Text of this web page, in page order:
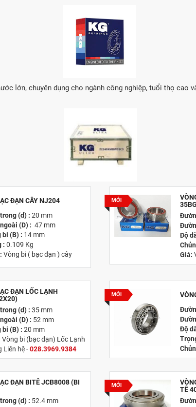
lớn, chuyên dụng cho ngành công nghiệp, tuổi thọ cao
ĐẠN CÂY NJ204
(d) : 20 mm
(D) : 47 mm
bi (B) : 14 mm
: 0.109 Kg
:Vòng bi ( bạc đạn ) cây
:KG International FZCO
MỚI
Độ
Giá:
ĐẠN LỐC LẠNH
(d) : 35 mm
(D) : 52 mm
bi (B) : 20 mm
Vòng bi (bạc đạn) Lốc Lạnh
Liên hệ -028.3969.9384
MỚI
Độ
tròn
Email
:
ĐẠN BITÊ JCB8008 (BI
(d) : 52.4 mm
MỚI
TÊ